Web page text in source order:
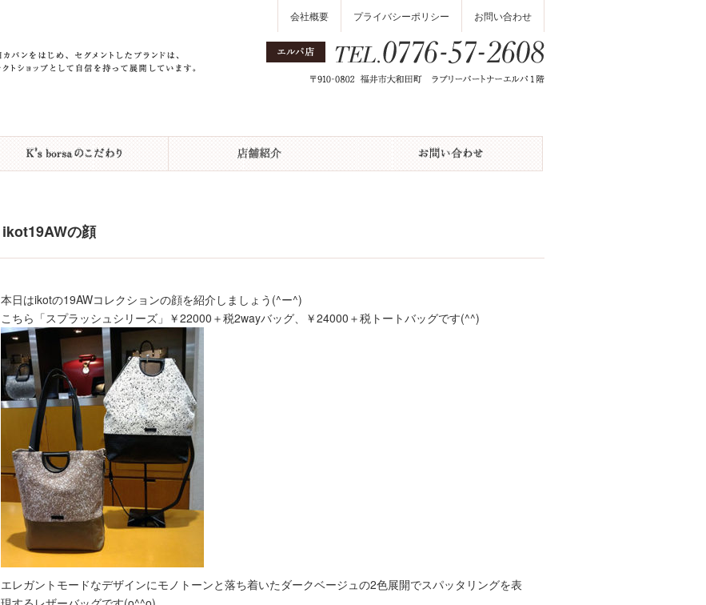
会社概要 プライバシーポリシー お問い合わせ
ikot19AWの顔
本日はikotの19AWコレクションの顔を紹介しましょう(^ー^)
こちら「スプラッシュシリーズ」￥22000＋税2wayバッグ、￥24000＋税トートバッグです(^^)
エレガントモードなデザインにモノトーンと落ち着いたダークベージュの2色展開でスパッタリングを表